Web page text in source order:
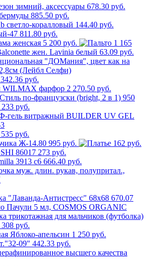
678.30 руб.
885.50 руб.
144.40 руб.
811.80 руб.
5 200 руб.
1 165
63.09 руб.
342.36 руб.
2 270.50 руб.
950
233 руб.
535 руб.
995 руб.
162 руб.
273 руб.
666.40 руб.
670.07
308 руб.
1 250 руб.
442.33 руб.